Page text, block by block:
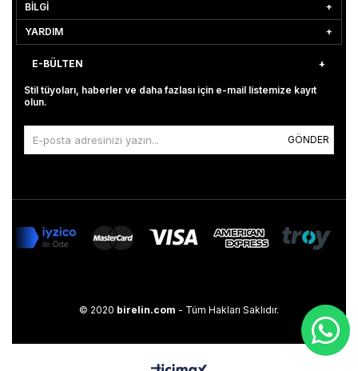
BİLGİ
YARDIM
E-BÜLTEN
Stil tüyoları, haberler ve daha fazlası için e-mail listemize kayıt
olun.
GÖNDER
© 2020 birelin.com - Tüm Hakları Saklıdır.